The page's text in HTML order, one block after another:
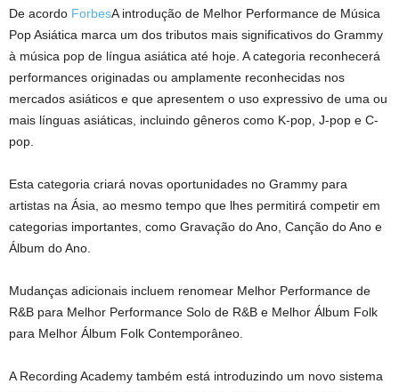
De acordo ForbesA introdução de Melhor Performance de Música
Pop Asiática marca um dos tributos mais significativos do Grammy
à música pop de língua asiática até hoje. A categoria reconhecerá
performances originadas ou amplamente reconhecidas nos
mercados asiáticos e que apresentem o uso expressivo de uma ou
mais línguas asiáticas, incluindo gêneros como K-pop, J-pop e C-
pop.
Esta categoria criará novas oportunidades no Grammy para
artistas na Ásia, ao mesmo tempo que lhes permitirá competir em
categorias importantes, como Gravação do Ano, Canção do Ano e
Álbum do Ano.
Mudanças adicionais incluem renomear Melhor Performance de
R&B para Melhor Performance Solo de R&B e Melhor Álbum Folk
para Melhor Álbum Folk Contemporâneo.
A Recording Academy também está introduzindo um novo sistema